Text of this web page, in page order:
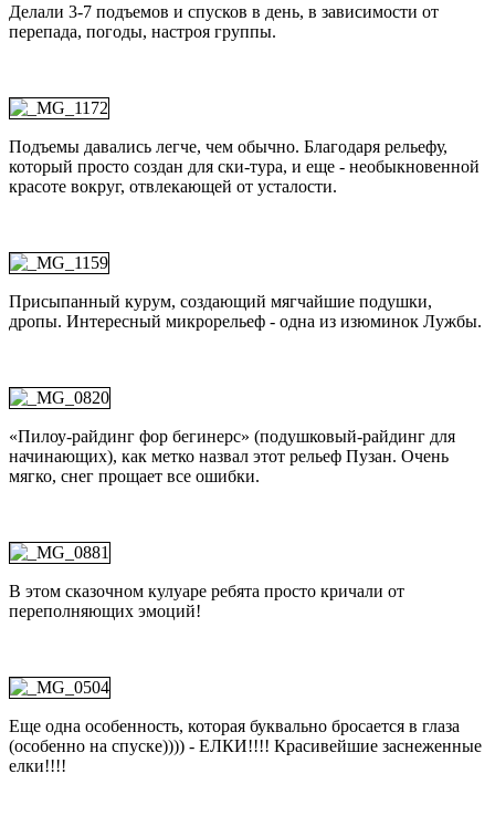
Делали 3-7 подъемов и спусков в день, в зависимости от
перепада, погоды, настроя группы.
Подъемы давались легче, чем обычно. Благодаря рельефу,
который просто создан для ски-тура, и еще - необыкновенной
красоте вокруг, отвлекающей от усталости.
Присыпанный курум, создающий мягчайшие подушки,
дропы. Интересный микрорельеф - одна из изюминок Лужбы.
«Пилоу-райдинг фор бегинерс» (подушковый-райдинг для
начинающих), как метко назвал этот рельеф Пузан. Очень
мягко, снег прощает все ошибки.
В этом сказочном кулуаре ребята просто кричали от
переполняющих эмоций!
Еще одна особенность, которая буквально бросается в глаза
(особенно на спуске)))) - ЕЛКИ!!!! Красивейшие заснеженные
елки!!!!